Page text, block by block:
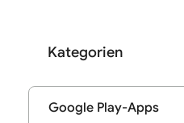
Kategorien
Google Play-Apps